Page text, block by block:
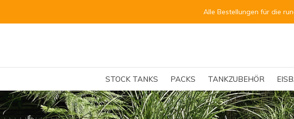
STOCK TANKS PACKS TANKZUBEHÖR
Alle Bestellungen für die